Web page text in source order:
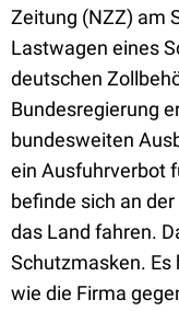
Zeitung (NZZ) am
Lastwagen eines
deutschen
Bundesregierung
bundesweiten
ein Ausfuhrverbot
befinde sich an
das Land fahren.
Schutzmasken. Es
wie die Firma